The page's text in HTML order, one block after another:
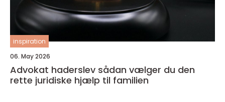
inspiration
06. May 2026
Advokat haderslev sådan vælger du den
rette juridiske hjælp til familien